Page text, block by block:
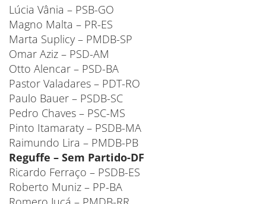
Lúcia Vânia – PSB-GO
Magno Malta – PR-ES
Marta Suplicy – PMDB-SP
Omar Aziz – PSD-AM
Otto Alencar – PSD-BA
Pastor Valadares – PDT-RO
Paulo Bauer – PSDB-SC
Pedro Chaves – PSC-MS
Pinto Itamaraty – PSDB-MA
Raimundo Lira – PMDB-PB
Reguffe – Sem Partido-DF
Ricardo Ferraço – PSDB-ES
Roberto Muniz – PP-BA